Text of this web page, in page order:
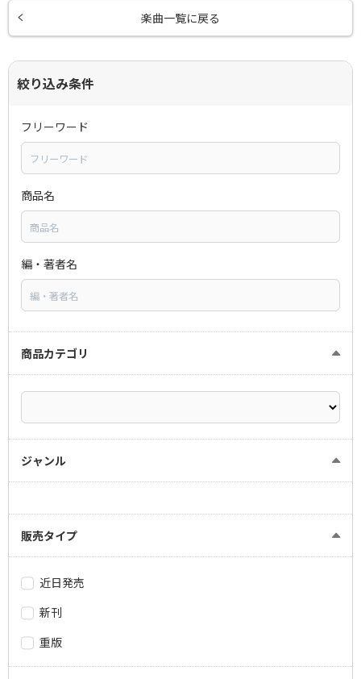
楽曲一覧に戻る
絞り込み条件
フリーワード
商品名
編・著者名
商品カテゴリ
ジャンル
販売タイプ
近日発売
新刊
重版